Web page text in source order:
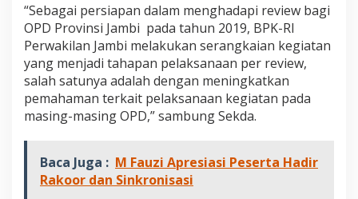
B
D
P
r
o
v
i
s
a
m
“Sebagai persiapan dalam menghadapi review bagi
OPD Provinsi Jambi pada tahun 2019, BPK-RI
Perwakilan Jambi melakukan serangkaian kegiatan
yang menjadi tahapan pelaksanaan per review,
salah satunya adalah dengan meningkatkan
pemahaman terkait pelaksanaan kegiatan pada
masing-masing OPD,” sambung Sekda.
Baca Juga : M Fauzi Apresiasi Peserta Hadir
Rakoor dan Sinkronisasi